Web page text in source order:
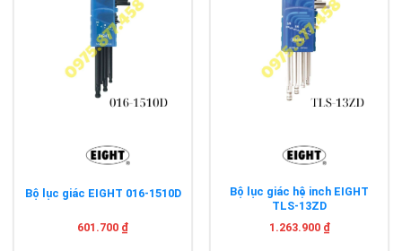
Bộ lục giác EIGHT 016-1510D
601.700 ₫
Bộ lục giác hệ inch EIGHT
TLS-13ZD
1.263.900 ₫